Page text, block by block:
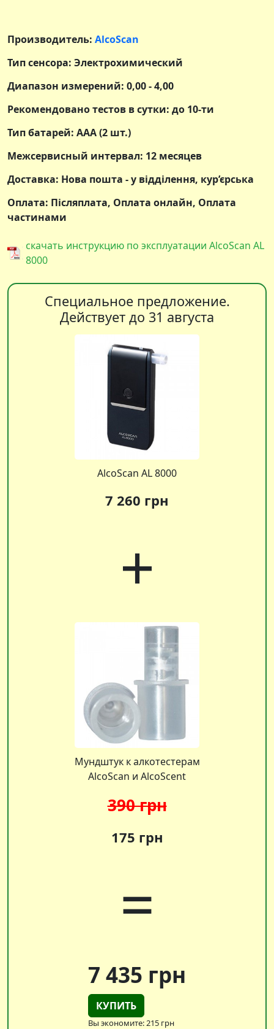
Производитель: AlcoScan
Тип сенсора: Электрохимический
Диапазон измерений: 0,00 - 4,00
Рекомендовано тестов в сутки: до 10-ти
Тип батарей: ААА (2 шт.)
Межсервисный интервал: 12 месяцев
Доставка: Нова пошта - у відділення, кур’єрська
Оплата: Післяплата, Оплата онлайн, Оплата
частинами
скачать инструкцию по эксплуатации AlcoScan AL
8000
Специальное предложение.
Действует до 31 августа
AlcoScan AL 8000
7 260 грн
+
Мундштук к алкотестерам
AlcoScan и AlcoScent
390 грн
175 грн
=
7 435 грн
КУПИТЬ
Вы экономите: 215 грн